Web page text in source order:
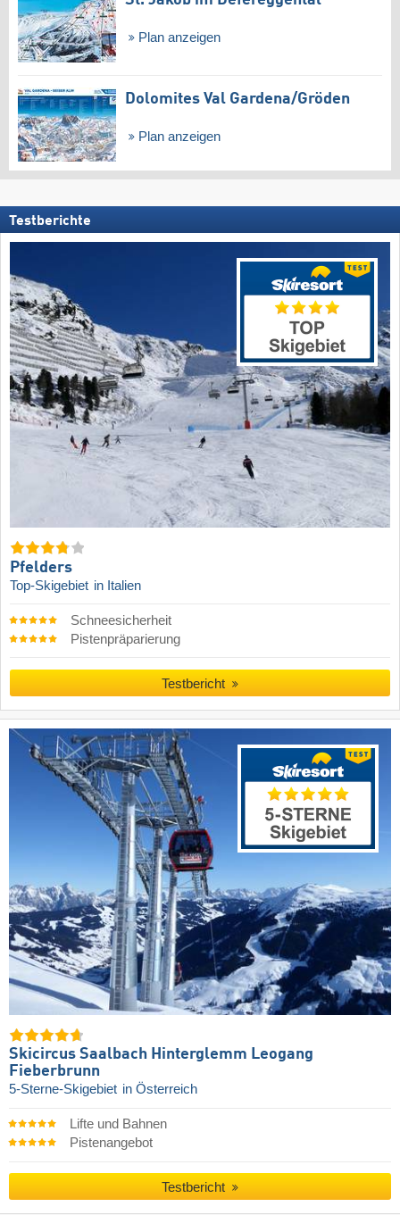
Plan anzeigen
Dolomites Val Gardena/​Gröden
Plan anzeigen
Testberichte
Pfelders
Top-Skigebiet in Italien
Schneesicherheit
Pistenpräparierung
Testbericht
Skicircus Saalbach Hinterglemm Leogang
Fieberbrunn
5-Sterne-Skigebiet in Österreich
Lifte und Bahnen
Pistenangebot
Testbericht